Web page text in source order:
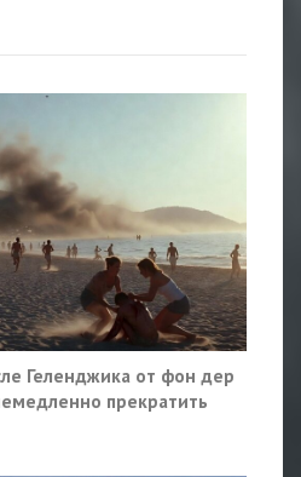
Геленджика от фон дер
прекратить